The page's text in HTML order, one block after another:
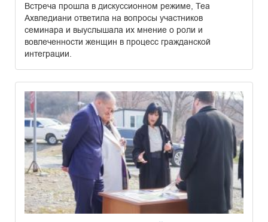
Встреча прошла в дискуссионном режиме, Теа
Ахвледиани ответила на вопросы участников
семинара и выуслышала их мнение о роли и
вовлеченности женщин в процесс гражданской
интеграции.